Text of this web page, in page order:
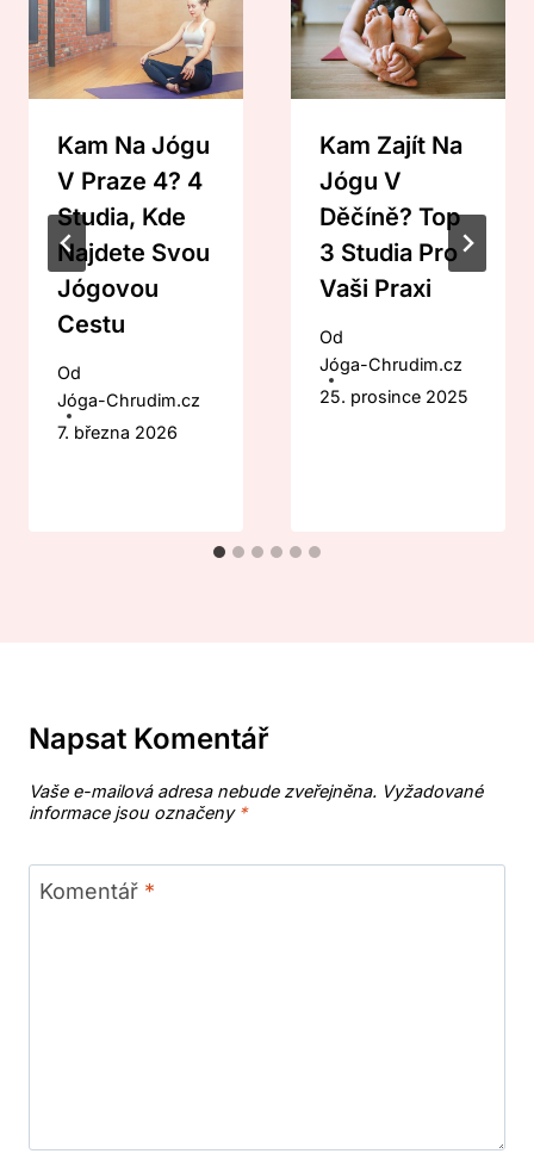
Kam Na Jógu
V Praze 4? 4
Studia, Kde
Najdete Svou
Jógovou
Cestu
Od
Jóga-Chrudim.cz
7. března 2026
Kam Zajít Na
Jógu V
Děčíně? Top
3 Studia Pro
Vaši Praxi
Od
Jóga-Chrudim.cz
25. prosince 2025
Napsat Komentář
Vaše e-mailová adresa nebude zveřejněna. Vyžadované
informace jsou označeny *
Komentář *